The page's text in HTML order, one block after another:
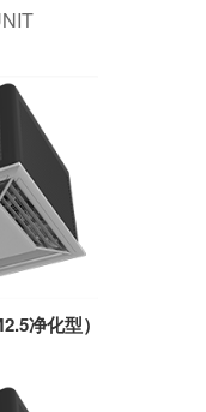
净化型）